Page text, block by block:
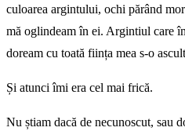
culoarea argintului, ochi părând
mă oglindeam în ei. Argintiul care
doream cu toată ființa mea s-o
Și atunci îmi era cel mai frică.
Nu știam dacă de necunoscut, sau